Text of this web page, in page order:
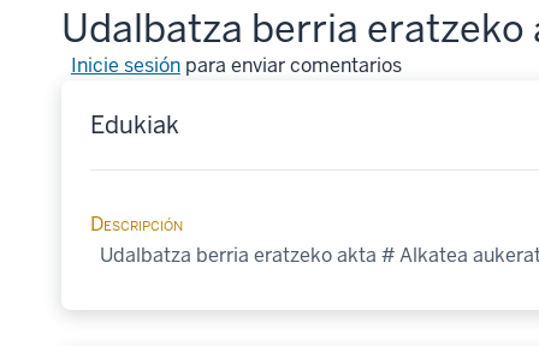
Udalbatza berria
Inicie sesiónpara enviar comentarios
Edukiak
Descripción
Udalbatza berria eratzeko akta # Alkatea